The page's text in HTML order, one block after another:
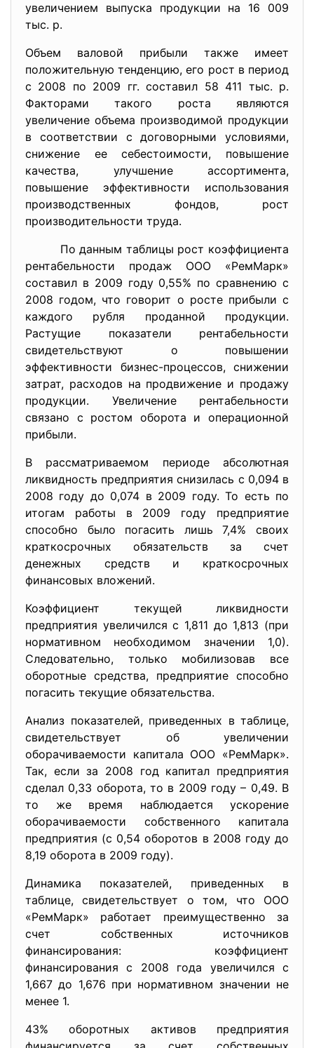
увеличением выпуска продукции на 16 009
тыс. р.
Объем валовой прибыли также имеет
положительную тенденцию, его рост в период
с 2008 по 2009 гг. составил 58 411 тыс. р.
Факторами такого роста являются
увеличение объема производимой продукции
в соответствии с договорными условиями,
снижение ее себестоимости, повышение
качества, улучшение ассортимента,
повышение эффективности использования
производственных фондов, рост
производительности труда.
По данным таблицы рост коэффициента
рентабельности продаж ООО «РемМарк»
составил в 2009 году 0,55% по сравнению с
2008 годом, что говорит о росте прибыли с
каждого рубля проданной продукции.
Растущие показатели рентабельности
свидетельствуют о повышении
эффективности бизнес-процессов, снижении
затрат, расходов на продвижение и продажу
продукции. Увеличение рентабельности
связано с ростом оборота и операционной
прибыли.
В рассматриваемом периоде абсолютная
ликвидность предприятия снизилась с 0,094 в
2008 году до 0,074 в 2009 году. То есть по
итогам работы в 2009 году предприятие
способно было погасить лишь 7,4% своих
краткосрочных обязательств за счет
денежных средств и краткосрочных
финансовых вложений.
Коэффициент текущей ликвидности
предприятия увеличился с 1,811 до 1,813 (при
нормативном необходимом значении 1,0).
Следовательно, только мобилизовав все
оборотные средства, предприятие способно
погасить текущие обязательства.
Анализ показателей, приведенных в таблице,
свидетельствует об увеличении
оборачиваемости капитала ООО «РемМарк».
Так, если за 2008 год капитал предприятия
сделал 0,33 оборота, то в 2009 году – 0,49. В
то же время наблюдается ускорение
оборачиваемости собственного капитала
предприятия (с 0,54 оборотов в 2008 году до
8,19 оборота в 2009 году).
Динамика показателей, приведенных в
таблице, свидетельствует о том, что ООО
«РемМарк» работает преимущественно за
счет собственных источников
финансирования: коэффициент
финансирования с 2008 года увеличился с
1,667 до 1,676 при нормативном значении не
менее 1.
43% оборотных активов предприятия